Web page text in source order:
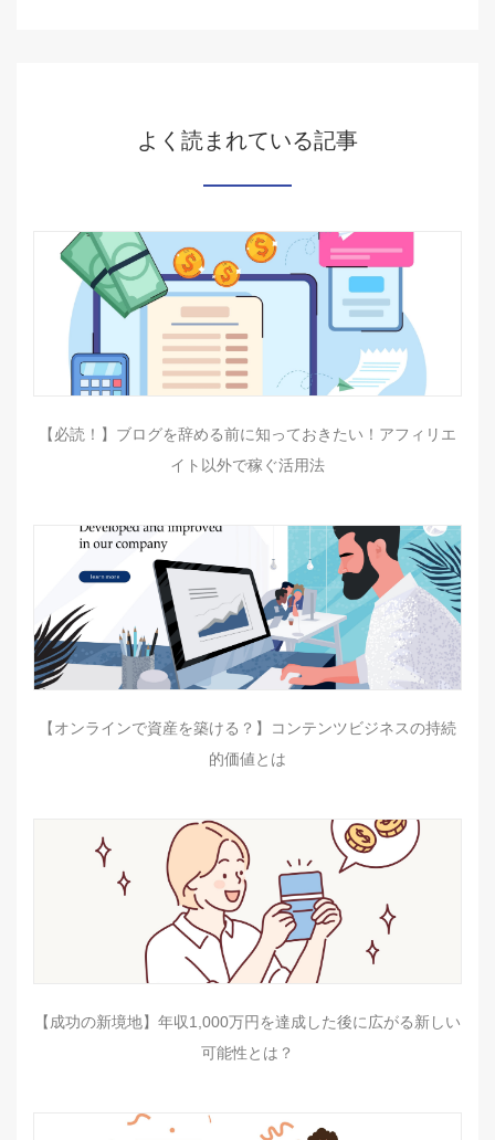
よく読まれている記事
【必読！】ブログを辞める前に知っておきたい！アフィリエ
イト以外で稼ぐ活用法
【オンラインで資産を築ける？】コンテンツビジネスの持続
的価値とは
【成功の新境地】年収1,000万円を達成した後に広がる新しい
可能性とは？